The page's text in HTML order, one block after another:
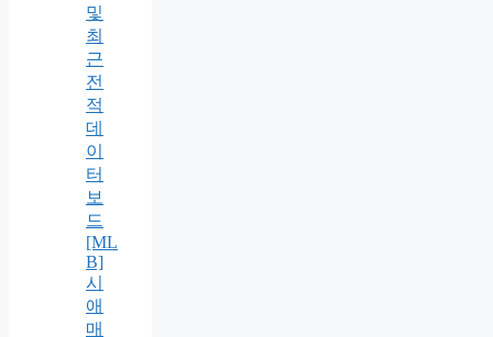
및
최
근
전
적
데
이
터
보
드
[ML
B]
시
애
매